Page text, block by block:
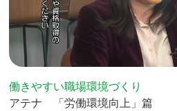
働きやすい職場環境づくり
アテナ 「労働環境向上」篇